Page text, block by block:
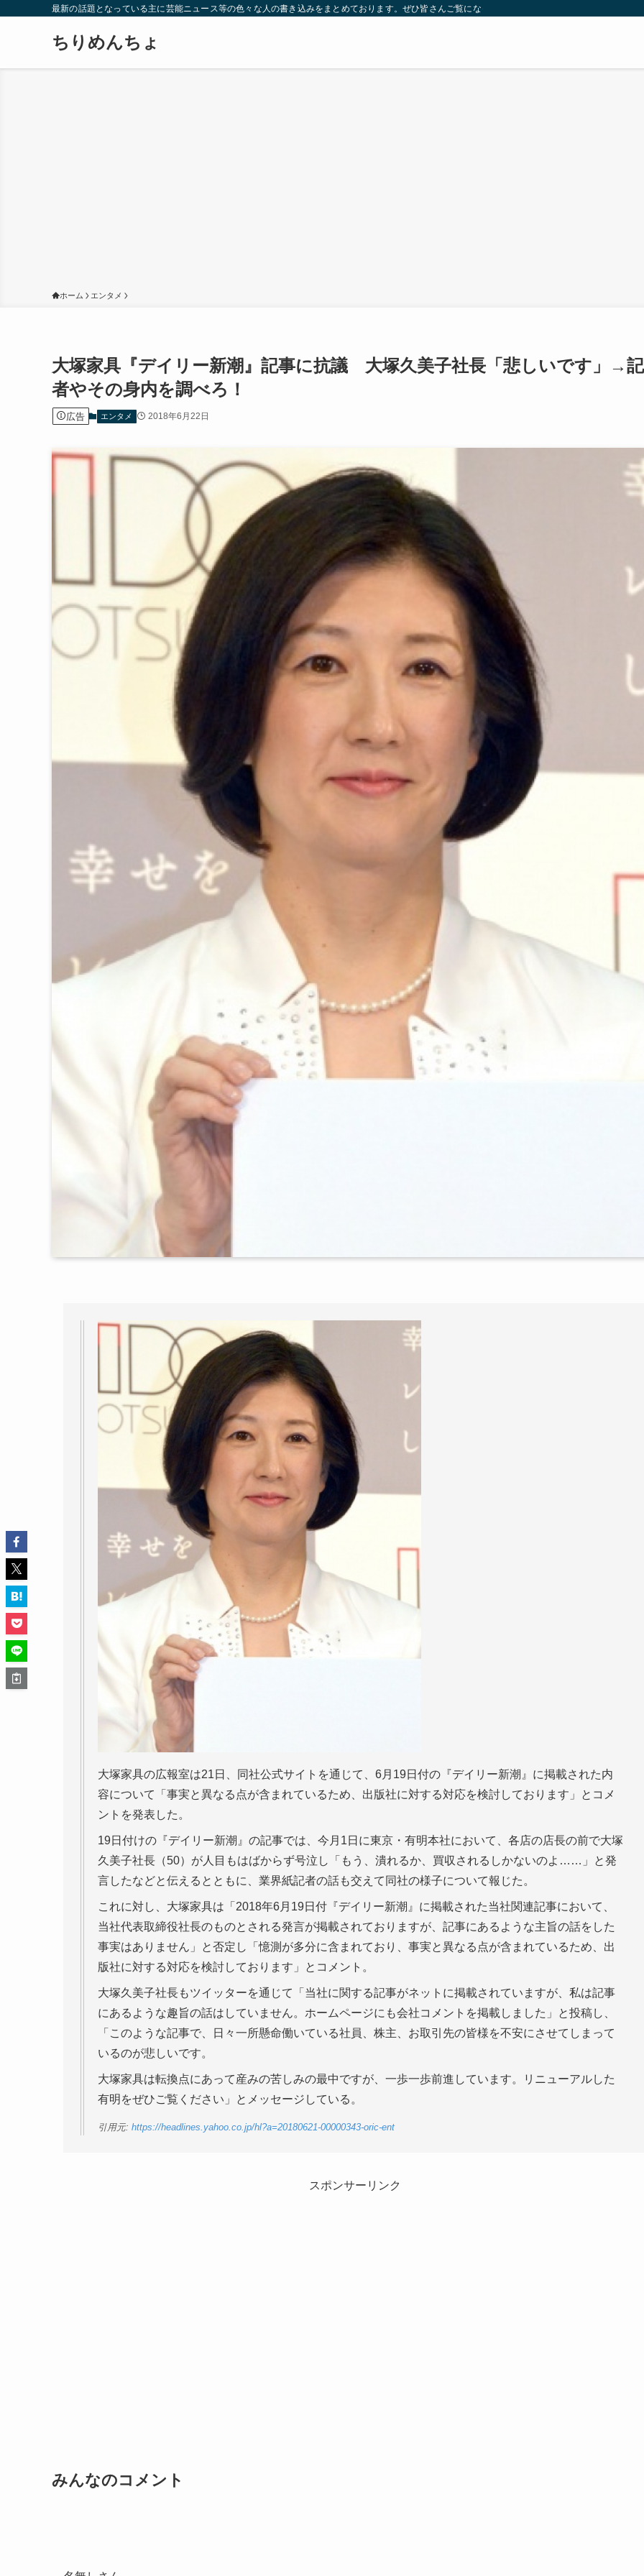
最新の話題となっている主に芸能ニュース等の色々な人の書き込みをまとめております。ぜひ皆さんご覧になっていってください。
ちりめんちょ
ホーム エンタメ
大塚家具『デイリー新潮』記事に抗議 大塚久美子社長「悲しいです」→記
者やその身内を調べろ！
広告 エンタメ 2018年6月22日
大塚家具の広報室は21日、同社公式サイトを通じて、6月19日付の『デイリー新潮』に掲載された内
容について「事実と異なる点が含まれているため、出版社に対する対応を検討しております」とコメ
ントを発表した。
19日付けの『デイリー新潮』の記事では、今月1日に東京・有明本社において、各店の店長の前で大塚
久美子社長（50）が人目もはばからず号泣し「もう、潰れるか、買収されるしかないのよ……」と発
言したなどと伝えるとともに、業界紙記者の話も交えて同社の様子について報じた。
これに対し、大塚家具は「2018年6月19日付『デイリー新潮』に掲載された当社関連記事において、
当社代表取締役社長のものとされる発言が掲載されておりますが、記事にあるような主旨の話をした
事実はありません」と否定し「憶測が多分に含まれており、事実と異なる点が含まれているため、出
版社に対する対応を検討しております」とコメント。
大塚久美子社長もツイッターを通じて「当社に関する記事がネットに掲載されていますが、私は記事
にあるような趣旨の話はしていません。ホームページにも会社コメントを掲載しました」と投稿し、
「このような記事で、日々一所懸命働いている社員、株主、お取引先の皆様を不安にさせてしまって
いるのが悲しいです。
大塚家具は転換点にあって産みの苦しみの最中ですが、一歩一歩前進しています。リニューアルした
有明をぜひご覧ください」とメッセージしている。
引用元: https://headlines.yahoo.co.jp/hl?a=20180621-00000343-oric-ent
スポンサーリンク
みんなのコメント